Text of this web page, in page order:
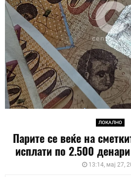
ЛОКАЛНО
Парите се веќе на
исплати по 2.500
13:14, мај 27,